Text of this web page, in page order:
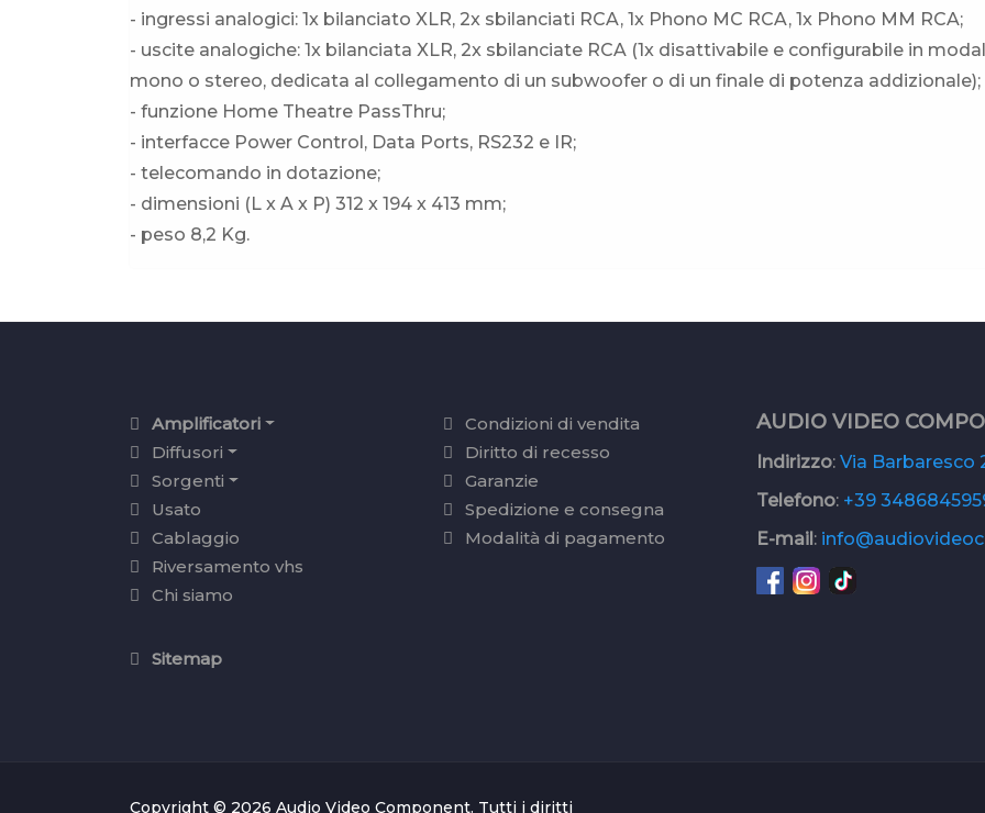
- ingressi analogici: 1x bilanciato XLR, 2x sbilanciati RCA, 1x Phono MC RCA, 1x Phono MM RCA;
- uscite analogiche: 1x bilanciata XLR, 2x sbilanciate RCA (1x disattivabile e configurabile in
mono o stereo, dedicata al collegamento di un subwoofer o di un finale di potenza addizionale);
- funzione Home Theatre PassThru;
- interfacce Power Control, Data Ports, RS232 e IR;
- telecomando in dotazione;
- dimensioni (L x A x P) 312 x 194 x 413 mm;
- peso 8,2 Kg.
Amplificatori
Diffusori
Sorgenti
Usato
Cablaggio
Riversamento vhs
Chi siamo
Sitemap
Condizioni di vendita
Diritto di recesso
Garanzie
Spedizione e consegna
Modalità di pagamento
AUDIO VIDEO
Indirizzo: Via Barbaresco
Telefono: +39
E-mail:
Copyright © 2026 Audio Video Component. Tutti i diritti